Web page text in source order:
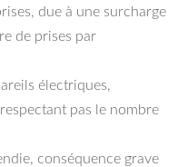
due à une surcharge
de prises par
électriques,
pas le nombre
conséquence grave